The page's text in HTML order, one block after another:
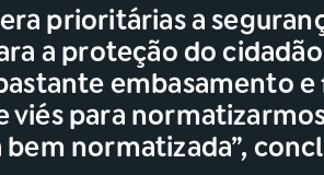
prioritárias a
a proteção do
embasamento e
viés para
normatizada”,